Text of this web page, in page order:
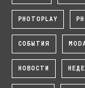
PHOTOPLAY
СОБЫТИЯ
НОВОСТИ